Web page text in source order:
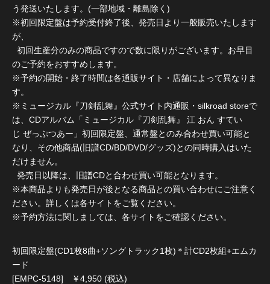
う発送いたします。(一部地域・離島除く)
※初回限定盤は予約受付終了後、発売日より一般販売いたします
が、
初回生産分のみの商品ですので数に限りがございます。お早目
のご予約をおすすめします。
※予約の開始・終了時間は各通販サイト・店舗によって異なりま
す。
※ミュージカル『刀剣乱舞』公式サイト内通販・silkroad storeで
は、CDアルバム「ミュージカル『刀剣乱舞』 江 おん すてい
じ ぜっぷつあー」初回限定盤、通常盤とのみ合わせ買い可能と
なり、その他商品(旧譜CD/BD/DVD/グッズ)との同時購入はいた
だけません。
発売日以降は、旧譜CDと合わせ買い可能となります。
※本商品よりも発売日が後となる商品との買い合わせにご注意く
ださい。詳しくは各サイトをご覧ください。
※予約方法に関しましては、各サイトをご確認ください。
初回限定盤(CD1枚8曲+ソングトラック1枚)＊計CD2枚組+エムカ
ード
[EMPC-5148] ￥4,950 (税込)